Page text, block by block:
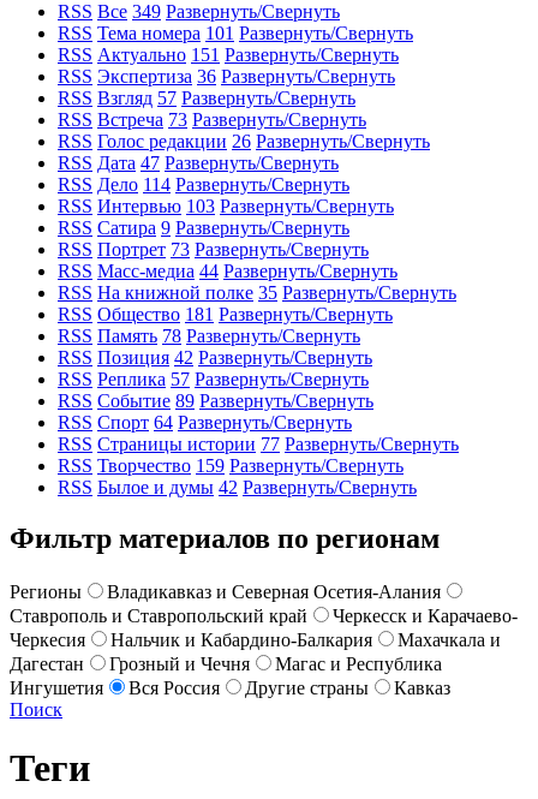
RSS Все 349 Развернуть/Свернуть
RSS Тема номера 101 Развернуть/Свернуть
RSS Актуально 151 Развернуть/Свернуть
RSS Экспертиза 36 Развернуть/Свернуть
RSS Взгляд 57 Развернуть/Свернуть
RSS Встреча 73 Развернуть/Свернуть
RSS Голос редакции 26 Развернуть/Свернуть
RSS Дата 47 Развернуть/Свернуть
RSS Дело 114 Развернуть/Свернуть
RSS Интервью 103 Развернуть/Свернуть
RSS Сатира 9 Развернуть/Свернуть
RSS Портрет 73 Развернуть/Свернуть
RSS Масс-медиа 44 Развернуть/Свернуть
RSS На книжной полке 35 Развернуть/Свернуть
RSS Общество 181 Развернуть/Свернуть
RSS Память 78 Развернуть/Свернуть
RSS Позиция 42 Развернуть/Свернуть
RSS Реплика 57 Развернуть/Свернуть
RSS Событие 89 Развернуть/Свернуть
RSS Спорт 64 Развернуть/Свернуть
RSS Страницы истории 77 Развернуть/Свернуть
RSS Творчество 159 Развернуть/Свернуть
RSS Былое и думы 42 Развернуть/Свернуть
Фильтр материалов по регионам
Регионы
Владикавказ и Северная Осетия-Алания
Ставрополь и Ставропольский край
Черкесск и Карачаево-
Черкесия
Нальчик и Кабардино-Балкария
Махачкала и
Дагестан
Грозный и Чечня
Магас и Республика
Ингушетия
Вся Россия Другие страны
Кавказ
Поиск
Теги